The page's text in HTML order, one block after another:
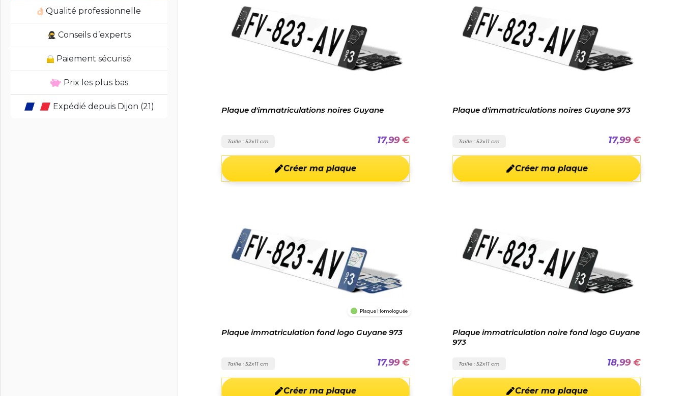
Plaque d'immatriculations noires Guyane
Taille : 52x11 cm 17,99 €
Créer ma plaque
Plaque d'immatriculations noires Guyane 973
Taille : 52x11 cm 17,99 €
Créer ma plaque
Plaque Homologuée
Plaque immatriculation fond logo Guyane 973
Taille : 52x11 cm 17,99 €
Créer ma plaque
Plaque immatriculation noire fond logo Guyane
973
Taille : 52x11 cm 18,99 €
Créer ma plaque
Qualité professionnelle
Conseils d’experts
Paiement sécurisé
Prix les plus bas
Expédié depuis Dijon (21)